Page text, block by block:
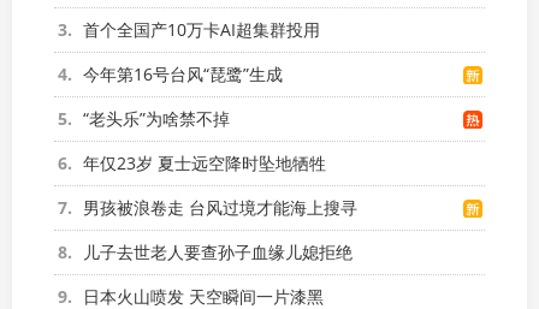
3
首个全国产10万卡AI超集群投用
4
今年第16号台风“琵鹭”生成
5
“老头乐”为啥禁不掉
6
年仅23岁 夏士远空降时坠地牺牲
7
男孩被浪卷走 台风过境才能海上搜寻
8
儿子去世老人要查孙子血缘儿媳拒绝
9
日本火山喷发 天空瞬间一片漆黑